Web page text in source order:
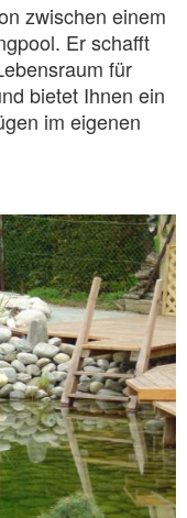
zwischen einem
Er schafft
für
bietet Ihnen ein
im eigenen